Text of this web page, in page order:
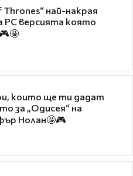
Thrones“ най-накрая
PC версията която
които ще ти дадат
за „Одисея“ на
Нолан🤩🎮